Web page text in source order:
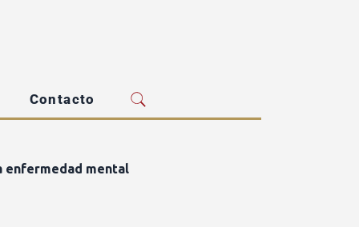
Contacto
enfermedad mental